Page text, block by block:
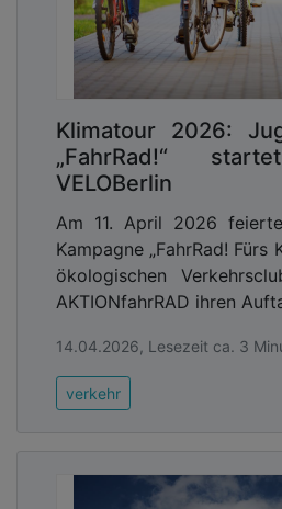
Klimatour 2026:
„FahrRad!“
VELOBerlin
Am 11. April 2026
Kampagne „FahrRad! Fürs
ökologischen
AKTIONfahrRAD ihren
14.04.2026, Lesezeit ca. 3
verkehr